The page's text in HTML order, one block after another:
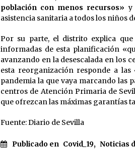
población con menos recursos» y
asistencia sanitaria a todos los niños
Por su parte, el distrito explica
informadas de esta planificación
avanzando en la desescalada en los
esta reorganización responde a
pandemia la que vaya marcando las
centros de Atención Primaria de
que ofrezcan las máximas garantías
Fuente: Diario de Sevilla
Publicado en Covid_19, Noticias